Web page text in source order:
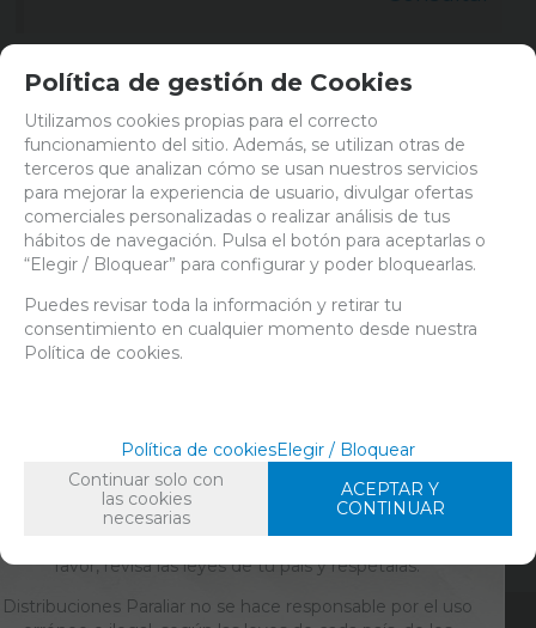
FAMILIAS RELACIONADAS
CULTIVO
FERTILIZANTES FERTILIZANTES MINERALES
FECHA DE LANZAMIENTO
Viernes, 16 Agosto 2019
Valorar
ACCESO EXCLUSIVO PARA ADULTOS
Contenido para personas de 18 años en adelante. Entrar
en www.paraliar.com se reserva para personas mayores
de edad. En España, la mayoría de edad son 18 años. Por
favor, revisa las leyes de tu país y respétalas.
Distribuciones Paraliar no se hace responsable por el uso
Política de gestión de Cookies
Utilizamos cookies propias para el correcto
funcionamiento del sitio. Además, se utilizan otras de
terceros que analizan cómo se usan nuestros servicios
para mejorar la experiencia de usuario, divulgar ofertas
comerciales personalizadas o realizar análisis de tus
hábitos de navegación. Pulsa el botón para aceptarlas o
“Elegir / Bloquear” para configurar y poder bloquearlas.
Puedes revisar toda la información y retirar tu
consentimiento en cualquier momento desde nuestra
Política de cookies.
Política de cookiesElegir / Bloquear
Continuar solo con
las cookies
necesarias
ACEPTAR Y
CONTINUAR